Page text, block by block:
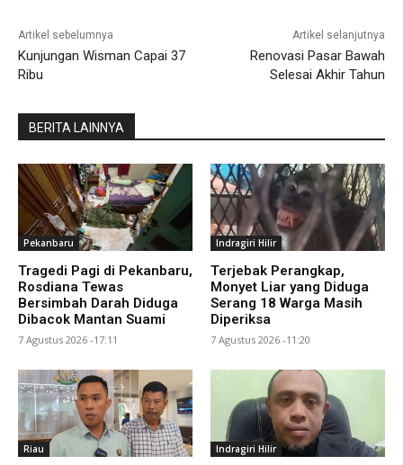
Artikel sebelumnya
Kunjungan Wisman Capai 37
Ribu
Artikel selanjutnya
Renovasi Pasar Bawah
Selesai Akhir Tahun
BERITA LAINNYA
Pekanbaru
Tragedi Pagi di Pekanbaru,
Rosdiana Tewas
Bersimbah Darah Diduga
Dibacok Mantan Suami
7 Agustus 2026 -17:11
Indragiri Hilir
Terjebak Perangkap,
Monyet Liar yang Diduga
Serang 18 Warga Masih
Diperiksa
7 Agustus 2026 -11:20
Riau Indragiri Hilir